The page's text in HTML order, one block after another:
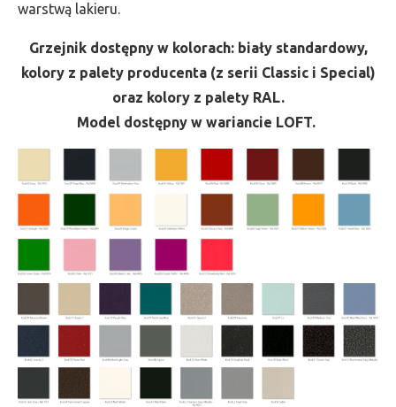
warstwą lakieru.
Grzejnik dostępny w kolorach: biały standardowy,
kolory z palety producenta (z serii Classic i Special)
oraz kolory z palety RAL.
Model dostępny w wariancie LOFT.